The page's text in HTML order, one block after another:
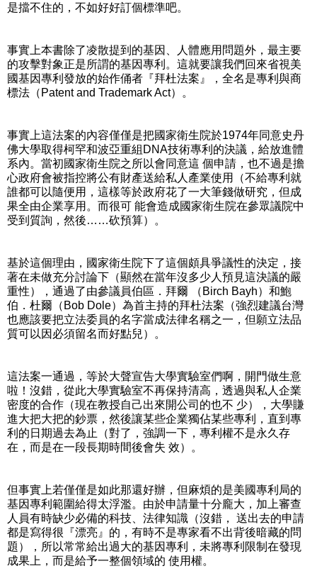
是擋不住的，不如好好訂個標準吧。
事實上本書除了凌散提到的基因、人體應用問題外，最主要
的攻擊對象正是所謂的基因專利。這就要讓我們回來省視美
國基因專利發放的始作俑者『拜杜法案』，全名是專利與商
標法（Patent and Trademark Act）。
事實上這法案的內容僅僅是把國家衛生院於1974年同意史丹
佛大學取得柯罕和波亞重組DNA技術專利的決議，給放進體
系內。當初國家衛生院之所以會同意這 個申請，也不過是擔
心政府會被指控將公有財產送給私人產業使用（不給專利就
誰都可以隨便用，這樣等於政府花了一大筆錢做研究，但成
果全由企業享用。而很可 能會造成國家衛生院在參眾議院中
受到質詢，然後……砍預算）。
基於這個理由，國家衛生院下了這個頗具爭議性的決定，接
著在未做充分討論下（顯然在當年沒多少人預見這決議的嚴
重性），通過了由參議員伯區．拜爾 （Birch Bayh）和鮑
伯．杜爾（Bob Dole）為首主持的拜杜法案（強烈建議台灣
也應該要把立法委員的名字當成法律名稱之一，但願立法品
質可以因必須留名而好點兒）。
這法案一通過，等於大聲宣告大學實驗室們啊，開門做生意
啦！沒錯，從此大學實驗室不再保持清高，透過與私人企業
密度的合作（現在教授自己出來開公司的也不 少），大學賺
進大把大把的鈔票，然後讓某些企業獨佔某些專利，直到專
利的日期過去為止（對了，強調一下，專利權不是永久存
在，而是在一段長期時間後會失 效）。
但事實上若僅僅是如此那還好辦，但麻煩的是美國專利局的
基因專利範圍給得太浮濫。由於申請量十分龐大，加上審查
人員有時缺少必備的科技、法律知識（沒錯， 送出去的申請
都是寫得很『漂亮』的，有時不是專家看不出背後暗藏的問
題），所以常常給出過大的基因專利，未將專利限制在發現
成果上，而是給予一整個領域的 使用權。